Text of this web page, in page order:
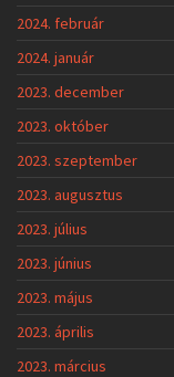
2024. február
2024. január
2023. december
2023. október
2023. szeptember
2023. augusztus
2023. július
2023. június
2023. május
2023. április
2023. március